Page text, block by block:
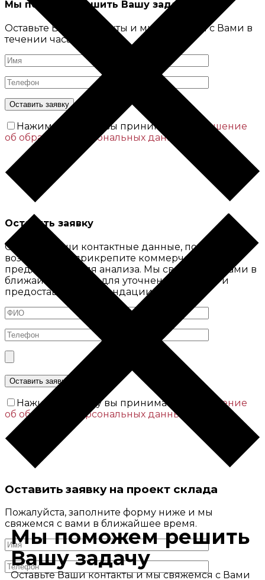
Мы поможем решить Вашу задачу
Оставьте Ваши контакты и мы свяжемся с Вами в
течении часа
Нажимая кнопку вы принимаете
Соглашение
об обработке персональных данных
Оставить заявку
Оставьте ваши контактные данные, по
возможности прикрепите коммерческое
предложение для анализа. Мы свяжемся с вами в
ближайшее время для уточнения деталей и
предоставим рекомендации.
Нажимая кнопку вы принимаете
Соглашение
об обработке персональных данных
Оставить заявку на проект склада
Пожалуйста, заполните форму ниже и мы
свяжемся с вами в ближайшее время.
Мы поможем решить
Вашу задачу
Оставьте Ваши контакты и мы свяжемся с Вами